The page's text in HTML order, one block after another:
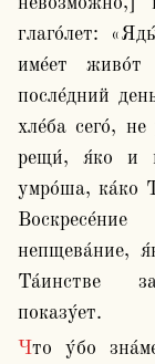
глаго́лет:
име́ет
после́дний
хле́ба сего́,
рещи́, я́ко и
умро́ша, ка́ко
непщева́ние,
Та́инстве
показу́ет.
Что у́бо зна́менует: «Плоть Моя́ и́стинное есть